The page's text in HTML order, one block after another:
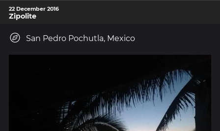
22 December 2016
Zipolite
San Pedro Pochutla, Mexico